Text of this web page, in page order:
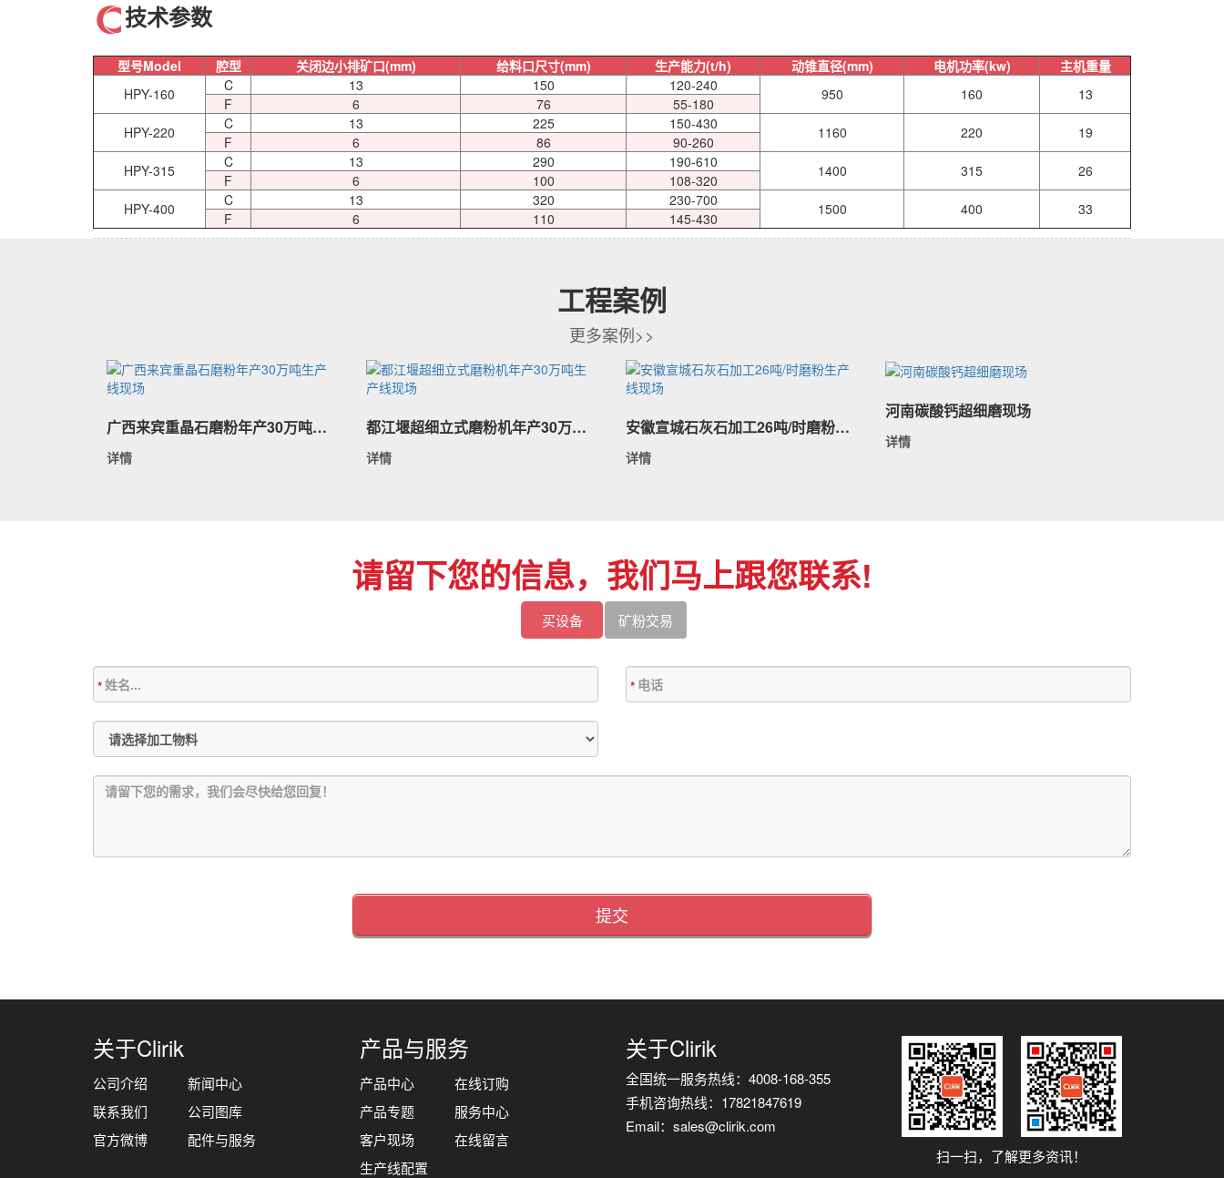
技术参数
型号Model 腔型 关闭边小排矿口(mm) 给料口尺寸(mm) 生产能力(t/h) 动锥直径(mm) 电机功率(kw)
主机重量
HPY-160
C 13 150 120-240 950 160 13
F 6 76
55-180
HPY-220
C 13 225 150-430 1160 220 19
F 6 86
90-260
HPY-315
C 13 290 190-610 1400 315 26
F 6 100
108-320
HPY-400
C 13 320 230-700 1500 400 33
F 6 110 145-430
工程案例
更多案例>>
广西来宾重晶石磨粉年产30万吨生产线现场
详情
都江堰超细立式磨粉机年产30万吨生产线现场
详情
安徽宣城石灰石加工26吨/时磨粉生产线现场
详情
河南碳酸钙超细磨现场
详情
请留下您的信息，我们马上跟您联系!
买设备 矿粉交易
提交
关于Clirik
公司介绍
新闻中心
联系我们
公司图库
官方微博
配件与服务
产品与服务
产品中心
在线订购
产品专题
服务中心
客户现场
在线留言
生产线配置
关于Clirik
全国统一服务热线：4008-168-355
手机咨询热线：17821847619
Email：sales@clirik.com
扫一扫，了解更多资讯！